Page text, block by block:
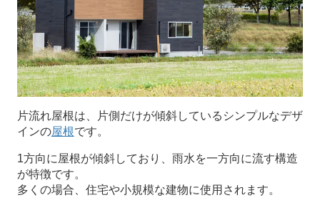
片流れ屋根は、片側だけが傾斜しているシンプルなデザ
インの屋根です。
1方向に屋根が傾斜しており、雨水を一方向に流す構造
が特徴です。
多くの場合、住宅や小規模な建物に使用されます。